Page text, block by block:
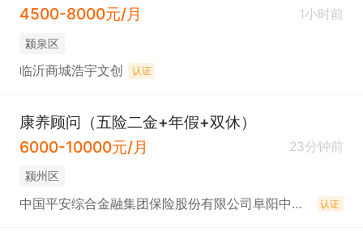
4500-8000元/月
1小时前
颍泉区
临沂商城浩宇文创 认证
康养顾问（五险二金+年假+双休）
6000-10000元/月
23分钟前
颍州区
中国平安综合金融集团保险股份有限公司阜阳中心支公司 认证